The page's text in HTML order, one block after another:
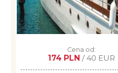
Cena od:
174 PLN / 40 EUR